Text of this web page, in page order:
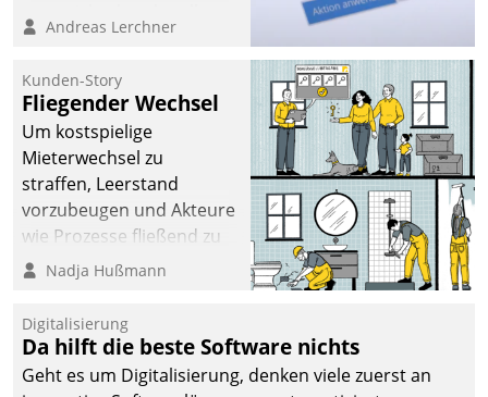
Cockpit für mobile
Datatrain. Die meravis
Wohnungsbau- und
Immobilien GmbH hat
sich dabei für den Betrieb
der Lösung über die SAP
Cloud Platform
entschieden - als erstes
Unternehmen am
Andreas Lerchner
Kunden-Story
Fliegender Wechsel
Um kostspielige
Mieterwechsel zu
straffen, Leerstand
vorzubeugen und Akteure
wie Prozesse fließend zu
vernetzen, nutzt die
Jahresbeginn eine
Überblick, Einsicht und
Eingriff bietende Lösung.
Nadja Hußmann
Digitalisierung
Da hilft die beste Software nichts
Geht es um Digitalisierung, denken viele zuerst an